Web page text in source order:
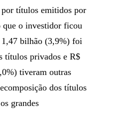
títulos emitidos por
que o investidor ficou
1,47 bilhão (3,9%) foi
títulos privados e R$
tiveram outras
dos títulos
grandes